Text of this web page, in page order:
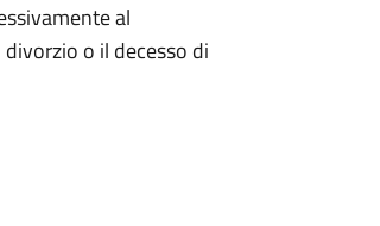
al
o il decesso di